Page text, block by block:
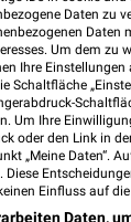
- 20:00 Uhr |
1
Bonn
Straße 6
- 19:00 Uhr |
Daten zu
Daten
Um dem zu
Ihre
Schaltfläche
Um Ihre
oder den Link in
„Meine Daten“.
Einfluss auf
Daten,